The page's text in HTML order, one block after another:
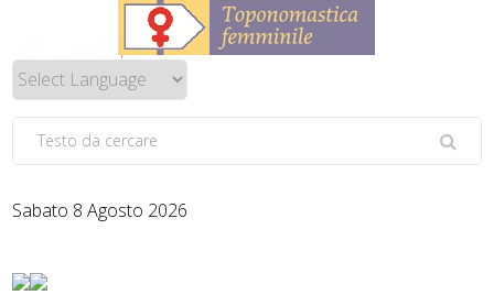
Sabato 8 Agosto 2026